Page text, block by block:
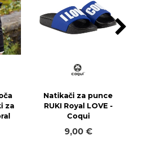
za
Natikači za punce
RUKI Royal LOVE -
Coqui
9,00 €